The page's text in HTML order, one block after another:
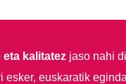
kalitatezjaso nahi
esker, euskaratik